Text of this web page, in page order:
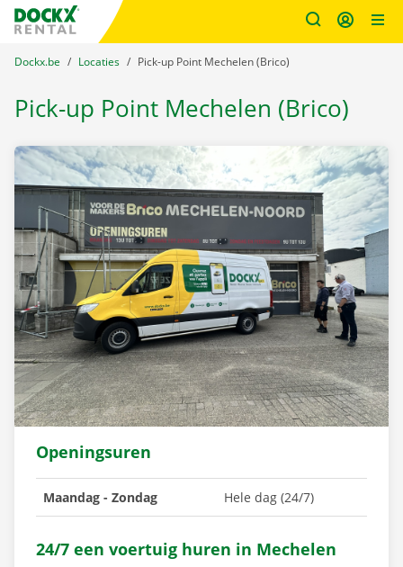
Fratello DEMO
U bevindt zich hier:
van
Dockx.be naar
Locaties naar
Pick-up Point Mechelen (Brico)
Pick-up Point Mechelen (Brico)
Openingsuren
Maandag - Zondag Hele dag (24/7)
24/7 een voertuig huren in Mechelen